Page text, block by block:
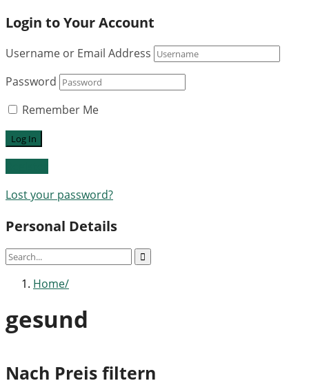
Login to Your Account
Username or Email Address
Password
Remember Me
Lost your password?
Personal Details
Home
gesund
Nach Preis filtern